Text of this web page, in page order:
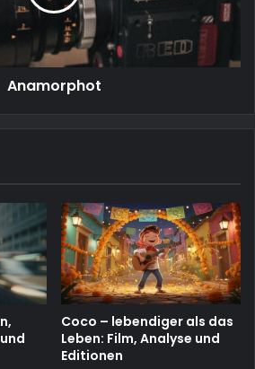
Anamorphot
Coco – lebendiger als das
Leben: Film, Analyse und
Editionen